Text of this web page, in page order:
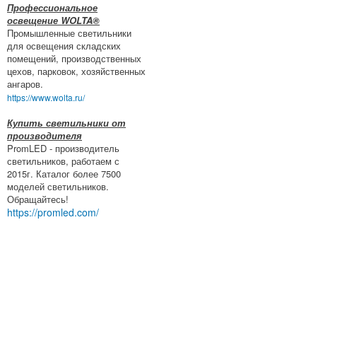
Профессиональное
освещение WOLTA®
Промышленные светильники
для освещения складских
помещений, производственных
цехов, парковок, хозяйственных
ангаров.
https://www.wolta.ru/
Купить светильники от
производителя
PromLED - производитель
светильников, работаем с
2015г. Каталог более 7500
моделей светильников.
Обращайтесь!
https://promled.com/